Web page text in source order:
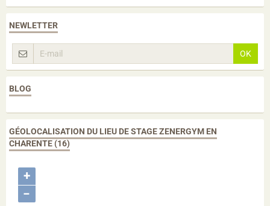
NEWLETTER
OK
BLOG
GÉOLOCALISATION DU LIEU DE STAGE ZENERGYM EN
CHARENTE (16)
+
−